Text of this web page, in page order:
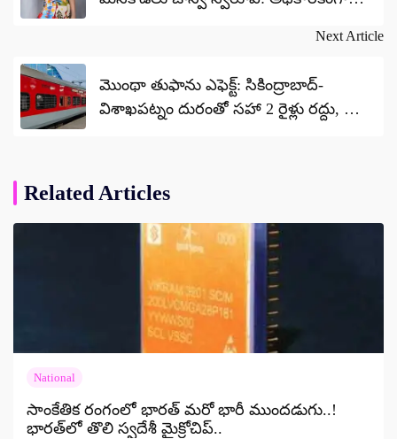
Next Article
మొంథా తుఫాను ఎఫెక్ట్: సికింద్రాబాద్-
విశాఖపట్నం దురంతో సహా 2 రైళ్లు రద్దు, వందే
Related Articles
National
సాంకేతిక రంగంలో భారత్ మరో భారీ ముందడుగు..!
భారత్‌లో తొలి స్వదేశీ మైక్రోచిప్..